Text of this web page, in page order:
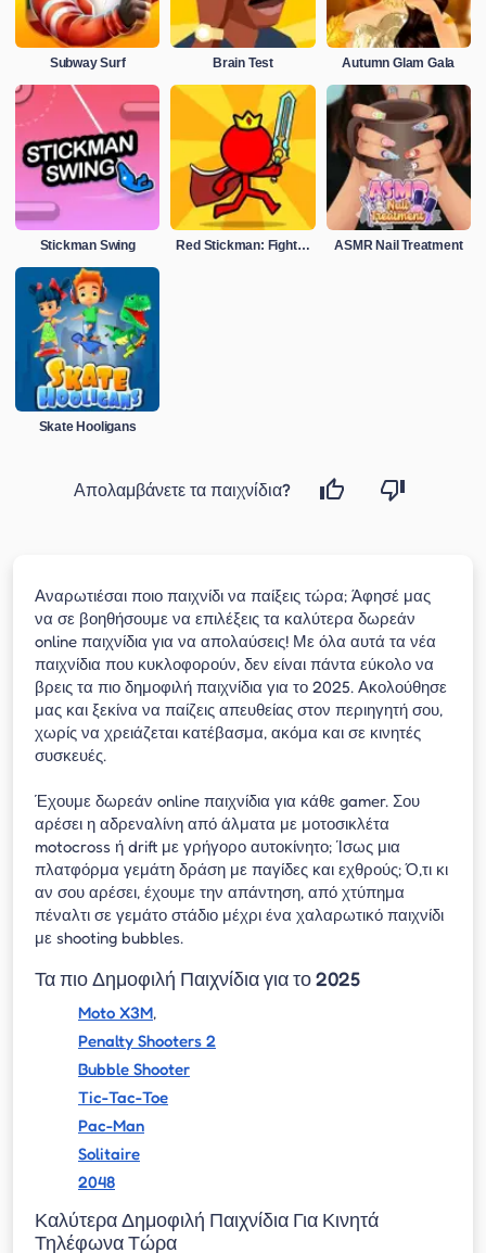
Subway Surf Brain Test Autumn Glam Gala
Stickman Swing Red Stickman: Fighting Stick ASMR Nail Treatment
Skate Hooligans
Απολαμβάνετε τα παιχνίδια?
Αναρωτιέσαι ποιο παιχνίδι να παίξεις τώρα; Άφησέ μας
να σε βοηθήσουμε να επιλέξεις τα καλύτερα δωρεάν
online παιχνίδια για να απολαύσεις! Με όλα αυτά τα νέα
παιχνίδια που κυκλοφορούν, δεν είναι πάντα εύκολο να
βρεις τα πιο δημοφιλή παιχνίδια για το 2025. Ακολούθησε
μας και ξεκίνα να παίζεις απευθείας στον περιηγητή σου,
χωρίς να χρειάζεται κατέβασμα, ακόμα και σε κινητές
συσκευές.
Έχουμε δωρεάν online παιχνίδια για κάθε gamer. Σου
αρέσει η αδρεναλίνη από άλματα με μοτοσικλέτα
motocross ή drift με γρήγορο αυτοκίνητο; Ίσως μια
πλατφόρμα γεμάτη δράση με παγίδες και εχθρούς; Ό,τι κι
αν σου αρέσει, έχουμε την απάντηση, από χτύπημα
πέναλτι σε γεμάτο στάδιο μέχρι ένα χαλαρωτικό παιχνίδι
με shooting bubbles.
Τα πιο Δημοφιλή Παιχνίδια για το 2025
Moto X3M,
Penalty Shooters 2
Bubble Shooter
Tic-Tac-Toe
Pac-Man
Solitaire
2048
Καλύτερα Δημοφιλή Παιχνίδια Για Κινητά
Τηλέφωνα Τώρα